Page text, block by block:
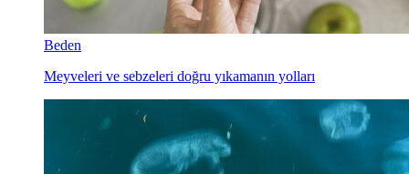
Beden
Meyveleri ve sebzeleri doğru yıkamanın yolları